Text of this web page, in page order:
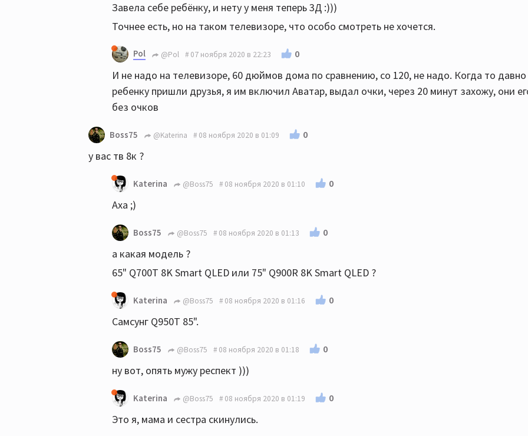
Завела себе ребёнку, и нету у меня теперь 3Д :)))
Точнее есть, но на таком телевизоре, что особо смотреть не хочется.
Pol @Pol 07 ноября 2020 в 22:23 0
И не надо на телевизоре, 60 дюймов дома по сравнению, со 120, не надо. Когда то давно
ребенку пришли друзья, я им включил Аватар, выдал очки, через 20 минут захожу, они
без очков
Boss75 @Katerina 08 ноября 2020 в 01:09 0
у вас тв 8к ?
Katerina @Boss75 08 ноября 2020 в 01:10 0
Аха ;)
Boss75 @Boss75 08 ноября 2020 в 01:13 0
а какая модель ?
65" Q700T 8K Smart QLED или 75" Q900R 8K Smart QLED ?
Katerina @Boss75 08 ноября 2020 в 01:16 0
Самсунг Q950T 85".
Boss75 @Boss75 08 ноября 2020 в 01:18 0
ну вот, опять мужу респект )))
Katerina @Boss75 08 ноября 2020 в 01:19 0
Это я, мама и сестра скинулись.